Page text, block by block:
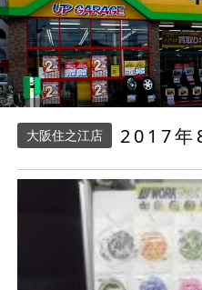
大阪住之江店 2017年